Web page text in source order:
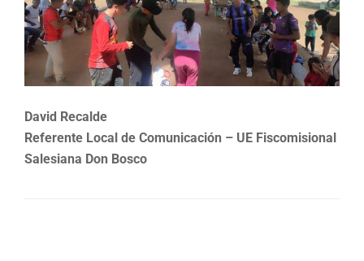
David Recalde
Referente Local de Comunicación – UE Fiscomisional
Salesiana Don Bosco